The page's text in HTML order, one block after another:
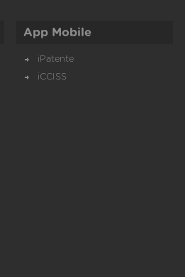
App Mobile
iPatente
iCCISS